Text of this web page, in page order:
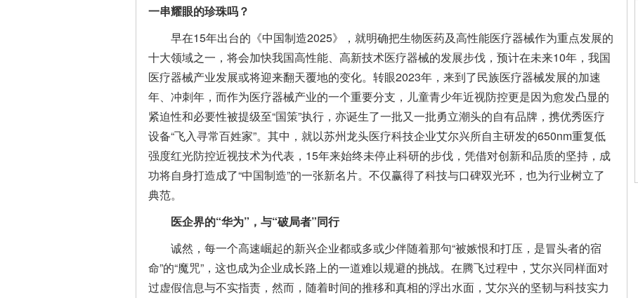
一串耀眼的珍珠吗？
早在15年出台的《中国制造2025》，就明确把生物医药及高性能医疗器械作为重点发展的
十大领域之一，将会加快我国高性能、高新技术医疗器械的发展步伐，预计在未来10年，我国
医疗器械产业发展或将迎来翻天覆地的变化。转眼2023年，来到了民族医疗器械发展的加速
年、冲刺年，而作为医疗器械产业的一个重要分支，儿童青少年近视防控更是因为愈发凸显的
紧迫性和必要性被提级至“国策”执行，亦诞生了一批又一批勇立潮头的自有品牌，携优秀医疗
设备“飞入寻常百姓家”。其中，就以苏州龙头医疗科技企业艾尔兴所自主研发的650nm重复低
强度红光防控近视技术为代表，15年来始终未停止科研的步伐，凭借对创新和品质的坚持，成
功将自身打造成了“中国制造”的一张新名片。不仅赢得了科技与口碑双光环，也为行业树立了
典范。
医企界的“华为”， 与“破局者”同行
诚然，每一个高速崛起的新兴企业都或多或少伴随着那句“被嫉恨和打压，是冒头者的宿
命”的“魔咒”，这也成为企业成长路上的一道难以规避的挑战。在腾飞过程中，艾尔兴同样面对
过虚假信息与不实指责，然而，随着时间的推移和真相的浮出水面，艾尔兴的坚韧与科技实力